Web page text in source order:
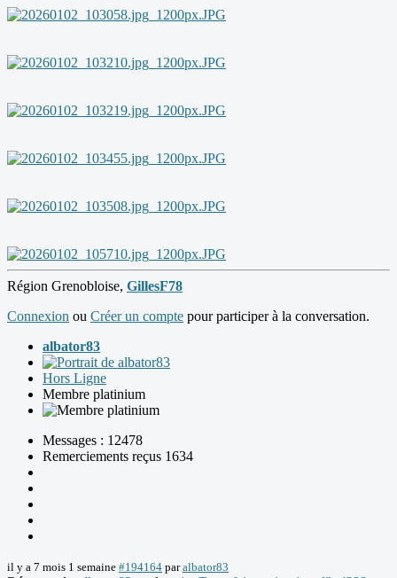
Région Grenobloise, GillesF78
Connexion ou Créer un compte pour participer à la conversation.
albator83
Hors Ligne
Membre platinium
Messages : 12478
Remerciements reçus 1634
il y a 7 mois 1 semaine #194164 paralbator83